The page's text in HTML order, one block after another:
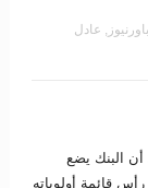
باورنيوز
عادل
البنك يضع
قائمة أولوياته